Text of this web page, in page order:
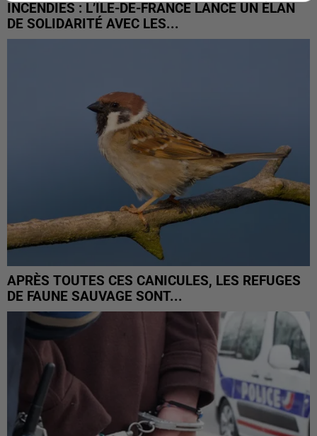
INCENDIES : L’ÎLE-DE-FRANCE LANCE UN ÉLAN
DE SOLIDARITÉ AVEC LES...
APRÈS TOUTES CES CANICULES, LES REFUGES
DE FAUNE SAUVAGE SONT...